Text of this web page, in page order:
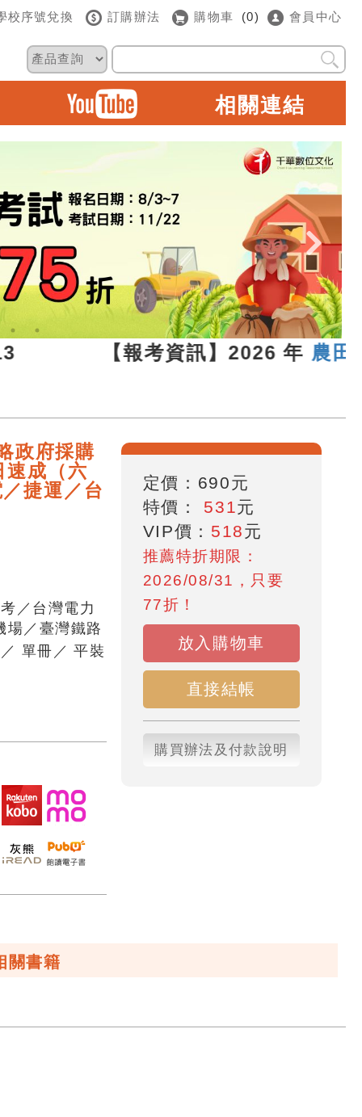
校序號兌換 訂購辦法 購物車 (0) 會員中心
相關連結
【報考資訊】2026 年農田水利
政府採購
速成（六
捷運／台
／台灣電力
場／臺灣鐵路
／ 單冊 ／平裝
定價： 690元
特價： 531元
VIP價： 518元
推薦特折期限：
2026/08/31，只要
77折！
放入購物車
直接結帳
購買辦法及付款說明
關書籍